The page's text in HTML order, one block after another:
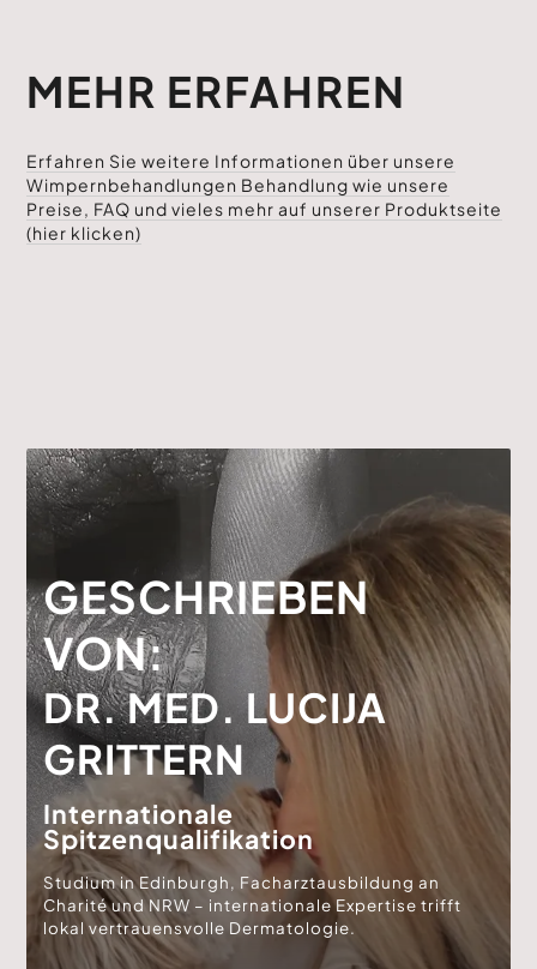
MEHR ERFAHREN
Erfahren Sie weitere Informationen über unsere
Wimpernbehandlungen Behandlung wie unsere
Preise, FAQ und vieles mehr auf unserer Produktseite
(hier klicken)
GESCHRIEBEN
VON:
DR. MED. LUCIJA
GRITTERN
Internationale
Spitzenqualifikation
Studium in Edinburgh, Facharztausbildung an
Charité und NRW – internationale Expertise trifft
lokal vertrauensvolle Dermatologie.